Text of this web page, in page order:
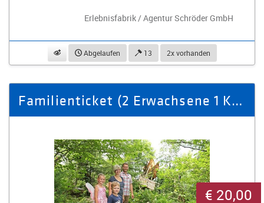
Erlebnisfabrik / Agentur Schröder GmbH
beobachtenAbgelaufen 13 2x vorhanden
Familienticket (2 Erwachsene 1 Kind) für das Feenweltchen
€ 20,00